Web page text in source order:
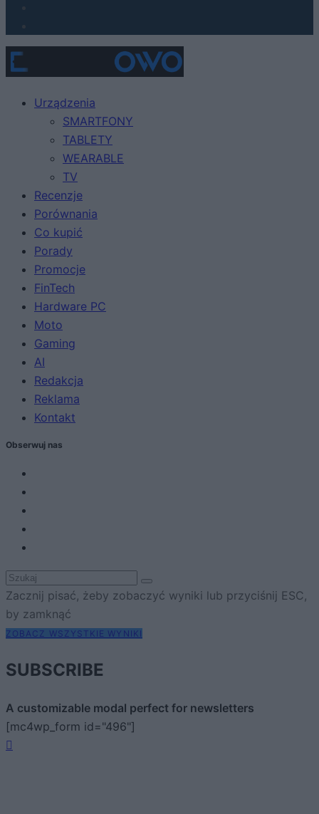
Urządzenia
SMARTFONY
TABLETY
WEARABLE
TV
Recenzje
Porównania
Co kupić
Porady
Promocje
FinTech
Hardware PC
Moto
Gaming
AI
Redakcja
Reklama
Kontakt
Obserwuj nas
Zacznij pisać, żeby zobaczyć wyniki lub przyciśnij ESC,
by zamknąć
ZOBACZ WSZYSTKIE WYNIKI
SUBSCRIBE
A customizable modal perfect for newsletters
[mc4wp_form id="496"]